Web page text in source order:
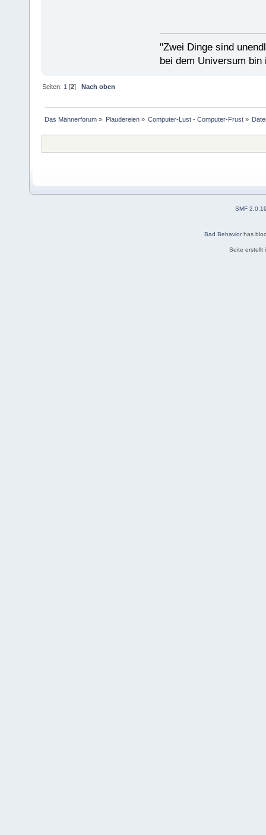
"Zwei Dinge sind
bei dem Universum
Seiten: 1 [2]Nach oben
Das Männerforum » Plaudereien» Computer-Lust - Computer-Frust»
SMF
Bad Behaviorhas
Seite erstellt